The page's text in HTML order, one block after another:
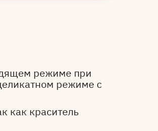
режиме при
режиме с
как краситель